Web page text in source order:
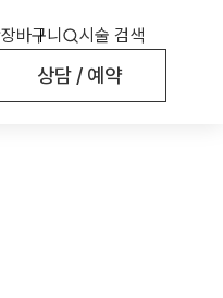
장바구니 시술 검색
상담 / 예약